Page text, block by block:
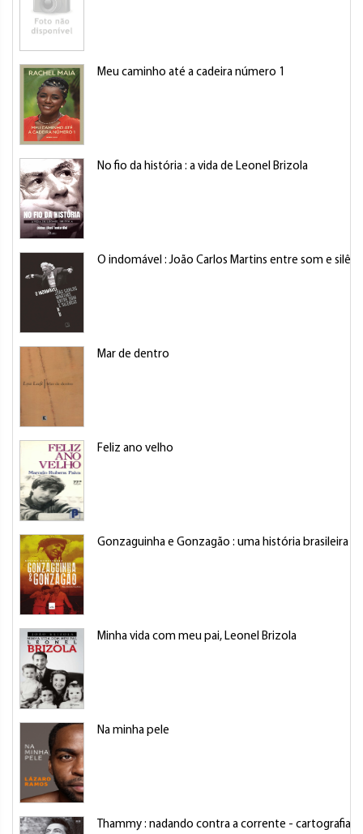
Meu caminho até a cadeira número 1
No fio da história : a vida de Leonel Brizola
O indomável : João Carlos Martins entre som e
Mar de dentro
Feliz ano velho
Gonzaguinha e Gonzagão : uma história brasileira
Minha vida com meu pai, Leonel Brizola
Na minha pele
Thammy : nadando contra a corrente - cartografia